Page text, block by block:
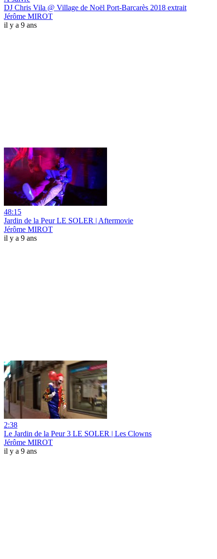
DJ Chris Vila @ Village de Noël Port-Barcarès 2018 extrait
Jérôme MIROT
il y a 9 ans
48:15
Jardin de la Peur LE SOLER | Aftermovie
Jérôme MIROT
il y a 9 ans
2:38
Le Jardin de la Peur 3 LE SOLER | Les Clowns
Jérôme MIROT
il y a 9 ans